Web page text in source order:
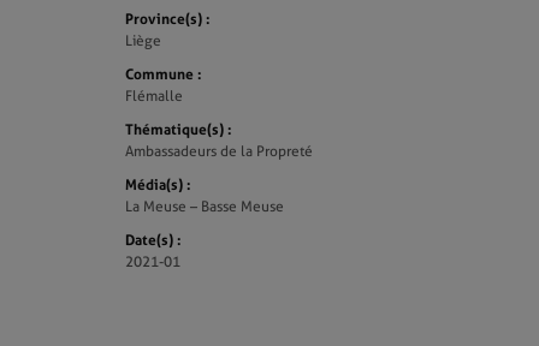
Province(s) :
Liège
Commune :
Flémalle
Thématique(s) :
Ambassadeurs de la Propreté
Média(s) :
La Meuse – Basse Meuse
Date(s) :
2021-01